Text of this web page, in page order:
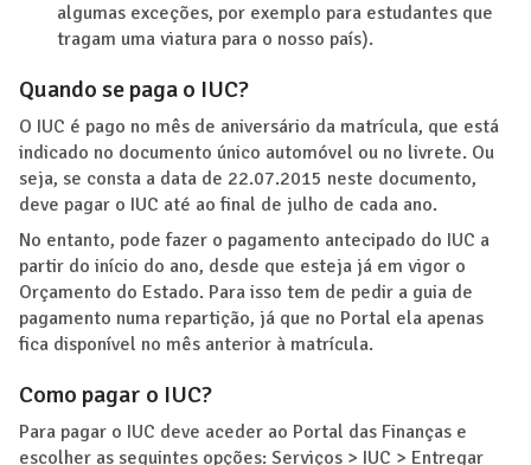
algumas exceções, por exemplo para estudantes que
tragam uma viatura para o nosso país).
Quando se paga o IUC?
O IUC é pago no mês de aniversário da matrícula, que está
indicado no documento único automóvel ou no livrete. Ou
seja, se consta a data de 22.07.2015 neste documento,
deve pagar o IUC até ao final de julho de cada ano.
No entanto, pode fazer o pagamento antecipado do IUC a
partir do início do ano, desde que esteja já em vigor o
Orçamento do Estado. Para isso tem de pedir a guia de
pagamento numa repartição, já que no Portal ela apenas
fica disponível no mês anterior à matrícula.
Como pagar o IUC?
Para pagar o IUC deve aceder ao Portal das Finanças e
escolher as seguintes opções: Serviços > IUC > Entregar